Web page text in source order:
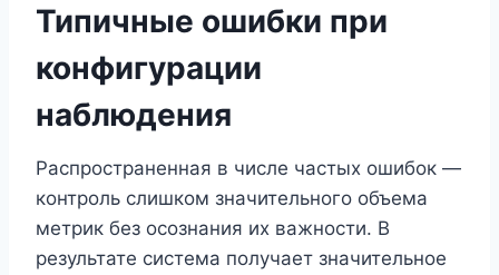
Типичные ошибки при
конфигурации
наблюдения
Распространенная в числе частых ошибок —
контроль слишком значительного объема
метрик без осознания их важности. В
результате система получает значительное